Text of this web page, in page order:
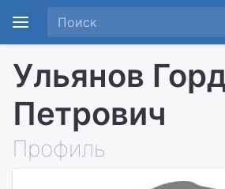
Ульянов
Петрович
Профиль